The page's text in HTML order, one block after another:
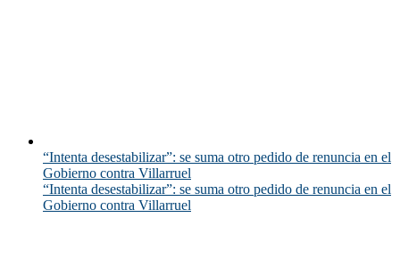
“Intenta desestabilizar”: se suma otro pedido de renuncia en el
Gobierno contra Villarruel
“Intenta desestabilizar”: se suma otro pedido de renuncia en el
Gobierno contra Villarruel